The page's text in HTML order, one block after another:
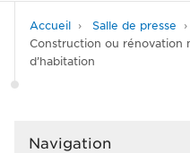
Accueil Salle de presse
Construction ou rénovation
d’habitation
Navigation